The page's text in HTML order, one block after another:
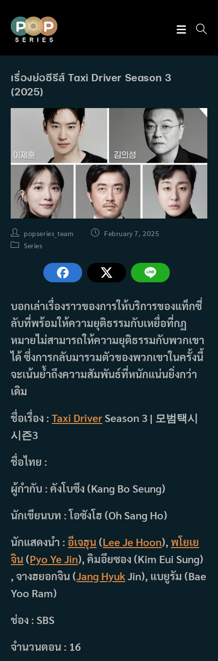
content
เรื่องย่อซีรีส์ Taxi Driver Season 3
(2025)
Post
author:
popseries_team
PostFebruary 7, 2025
PostSeries
บอกเล่าเรื่องราวของการให้บริการของแท็กซี่
ลับที่พร้อมให้ความยุติธรรมกับเหยื่อที่กฏ
หมายไม่สามารถให้ความยุติธรรมกับพวกเขา
ได้ ซึ่งการกลับมารวมตัวของพวกเขาในครั้งนี้
จะเน้นย้ำถึงความสัมพันธ์ที่หนักแน่นยิ่งกว่า
เดิม
ชื่อเรื่อง :Taxi DriverSeason 3 | 모범택시
시즌3
ชื่อไทย :
ผู้กำกับ : คังโบซึง (Kang Bo Seung)
นักเขียนบท : โอซังโฮ (Oh Sang Ho)
นักแสดงนำ : อีเจฮุน (Lee Je Hoon),พโยเย
จิน (Pyo Ye Jin), คิมอึยซอง (Kim Eui Sung)
, จางฮยอกจิน (Jang HyukJin), แบยูรัม (Bae
Yoo Ram)
ช่อง : SBS
จำนวนตอน : 16